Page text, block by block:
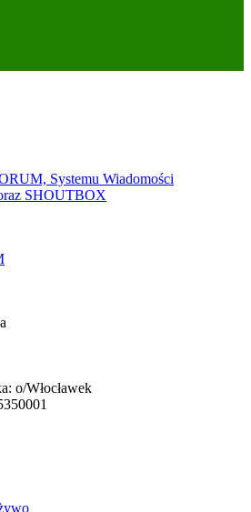
Systemu Wiadomości
SHOUTBOX
o/Włocławek